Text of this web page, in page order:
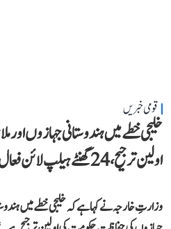
قومی خبریں
خلیجی خطے میں ہندوستانی جہازوں
اولین ترجیح، 24 گھنٹے ہیلپ لائن فعال: وزارتِ خارجہ
وزارتِ خارجہ نے کہا ہے کہ خلیجی خطے میں